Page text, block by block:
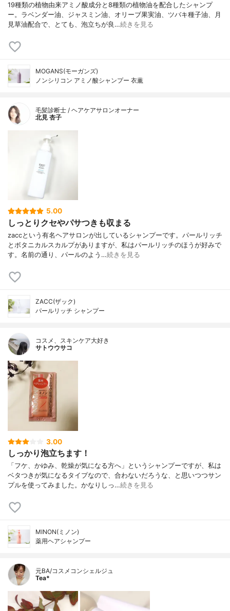
19種類の植物由来アミノ酸成分と8種類の植物油を配合したシャンプ
ー。ラベンダー油、ジャスミン油、オリーブ果実油、ツバキ種子油、月
見草油配合で、とても、泡立ちが良…続きを見る
MOGANS(モーガンズ)
ノンシリコン アミノ酸シャンプー 衣薫
毛髪診断士 / ヘアケアサロンオーナー
北見 杏子
5.00
しっとりクセやパサつきも収まる
zaccという有名ヘアサロンが出しているシャンプーです。パールリッチ
とボタニカルスカルプがありますが、私はパールリッチのほうが好みで
す。名前の通り、パールのよう…続きを見る
ZACC(ザック)
パールリッチ シャンプー
コスメ、スキンケア大好き
サトウウサコ
3.00
しっかり泡立ちます！
「フケ、かゆみ、乾燥が気になる方へ」というシャンプーですが、私は
ベタつきが気になるタイプなので、合わないだろうな、と思いつつサン
プルを使ってみました。かなりしっ…続きを見る
MINON(ミノン)
薬用ヘアシャンプー
元BA/コスメコンシェルジュ
Tea*